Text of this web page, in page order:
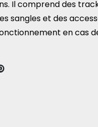
Il comprend des
sangles et des
en cas